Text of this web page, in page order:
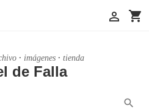
shopping_cart

imágenes tienda
de Falla
